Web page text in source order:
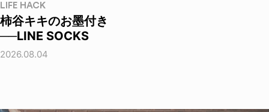
LIFE HACK
柿谷キキのお墨付き
──LINE SOCKS
2026.08.04